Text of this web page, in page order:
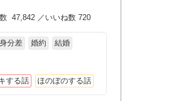
47,842 ／いいね数 720
身分差 婚約 結婚
する話 ほのぼのする話